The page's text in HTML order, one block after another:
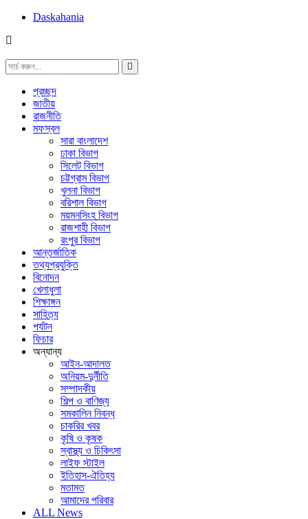
Daskahania
প্রচ্ছদ
জাতীয়
রাজনীতি
মফস্বল
সারা বাংলাদেশ
ঢাকা বিভাগ
সিলেট বিভাগ
চট্টগ্রাম বিভাগ
খুলনা বিভাগ
বরিশাল বিভাগ
ময়মনসিংহ বিভাগ
রাজশাহী বিভাগ
রংপুর বিভাগ
আন্তর্জাতিক
তথ্যপ্রযুক্তি
বিনোদন
খেলাধুলা
শিক্ষাঙ্গন
সাহিত্য
পর্যটন
ফিচার
অন্যান্য
আইন-আদালত
অনিয়ম-দুর্নীতি
সম্পাদকীয়
শিল্প ও বাণিজ্য
সমকালিন নিবন্ধ
চাকরির খবর
কৃষি ও কৃষক
স্বাস্থ্য ও চিকিৎসা
লাইফ স্টাইল
ইতিহাস-ঐতিহ্য
মতামত
আমাদের পরিবার
ALL News